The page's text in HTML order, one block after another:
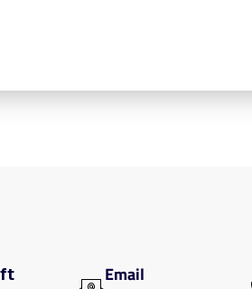
Email